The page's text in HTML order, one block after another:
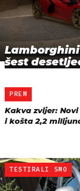
šest
PREM
Kakva zvijer:
i košta 2,2
TESTIRALI SMO